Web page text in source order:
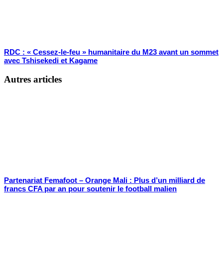
RDC : « Cessez-le-feu » humanitaire du M23 avant un sommet
avec Tshisekedi et Kagame
Autres articles
Partenariat Femafoot – Orange Mali : Plus d’un milliard de
francs CFA par an pour soutenir le football malien